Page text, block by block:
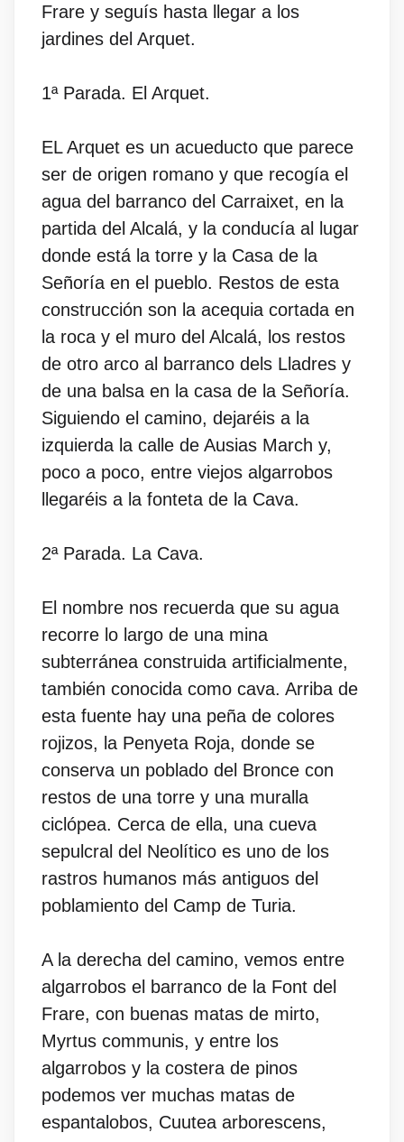
Frare y seguís hasta llegar a los
jardines del Arquet.
1ª Parada. El Arquet.
EL Arquet es un acueducto que parece
ser de origen romano y que recogía el
agua del barranco del Carraixet, en la
partida del Alcalá, y la conducía al lugar
donde está la torre y la Casa de la
Señoría en el pueblo. Restos de esta
construcción son la acequia cortada en
la roca y el muro del Alcalá, los restos
de otro arco al barranco dels Lladres y
de una balsa en la casa de la Señoría.
Siguiendo el camino, dejaréis a la
izquierda la calle de Ausias March y,
poco a poco, entre viejos algarrobos
llegaréis a la fonteta de la Cava.
2ª Parada. La Cava.
El nombre nos recuerda que su agua
recorre lo largo de una mina
subterránea construida artificialmente,
también conocida como cava. Arriba de
esta fuente hay una peña de colores
rojizos, la Penyeta Roja, donde se
conserva un poblado del Bronce con
restos de una torre y una muralla
ciclópea. Cerca de ella, una cueva
sepulcral del Neolítico es uno de los
rastros humanos más antiguos del
poblamiento del Camp de Turia.
A la derecha del camino, vemos entre
algarrobos el barranco de la Font del
Frare, con buenas matas de mirto,
Myrtus communis, y entre los
algarrobos y la costera de pinos
podemos ver muchas matas de
espantalobos, Cuutea arborescens,